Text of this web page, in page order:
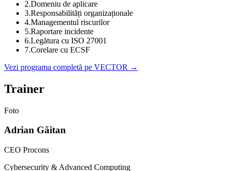
2.Domeniu de aplicare
3.Responsabilități organizaționale
4.Managementul riscurilor
5.Raportare incidente
6.Legătura cu ISO 27001
7.Corelare cu ECSF
Vezi programa completă pe VECTOR →
Trainer
Foto
Adrian Găitan
CEO Procons
Cybersecurity & Advanced Computing